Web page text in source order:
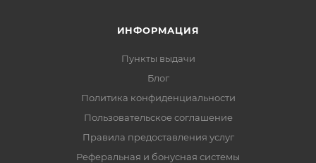
ИНФОРМАЦИЯ
Пункты выдачи
Блог
Политика конфиденциальности
Пользовательское соглашение
Правила предоставления услуг
Реферальная и бонусная системы